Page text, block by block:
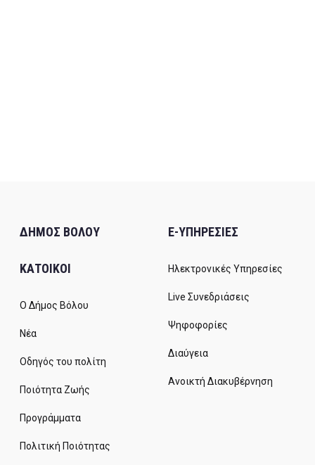
ΔΗΜΟΣ ΒΟΛΟΥ
ΚΑΤΟΙΚΟΙ
Ο Δήμος Βόλου
Νέα
Οδηγός του πολίτη
Ποιότητα Ζωής
Προγράμματα
Πολιτική Ποιότητας
E-ΥΠΗΡΕΣΙΕΣ
Ηλεκτρονικές Υπηρεσίες
Live Συνεδριάσεις
Ψηφοφορίες
Διαύγεια
Ανοικτή Διακυβέρνηση